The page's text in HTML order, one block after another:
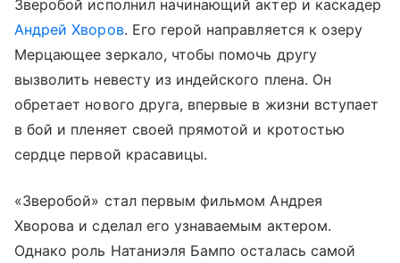
Зверобой исполнил начинающий актер и каскадер
Андрей Хворов. Его герой направляется к озеру
Мерцающее зеркало, чтобы помочь другу
вызволить невесту из индейского плена. Он
обретает нового друга, впервые в жизни вступает
в бой и пленяет своей прямотой и кротостью
сердце первой красавицы.
«Зверобой» стал первым фильмом Андрея
Хворова и сделал его узнаваемым актером.
Однако роль Натаниэля Бампо осталась самой